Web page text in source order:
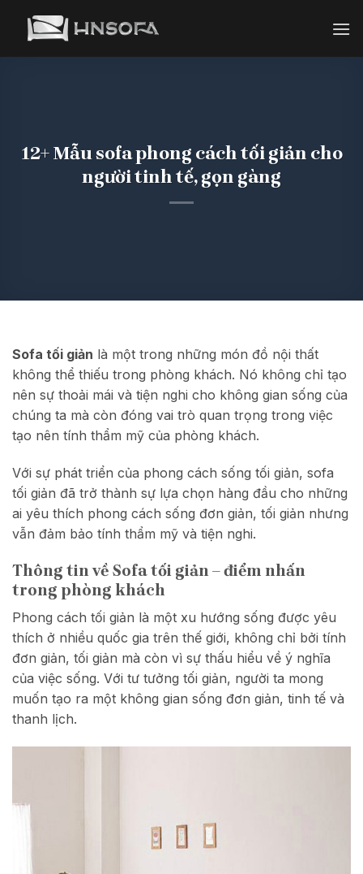
12+ Mẫu sofa phong cách tối giản cho
người tinh tế, gọn gàng
Sofa tối giản là một trong những món đồ nội thất
không thể thiếu trong phòng khách. Nó không chỉ tạo
nên sự thoải mái và tiện nghi cho không gian sống của
chúng ta mà còn đóng vai trò quan trọng trong việc
tạo nên tính thẩm mỹ của phòng khách.
Với sự phát triển của phong cách sống tối giản, sofa
tối giản đã trở thành sự lựa chọn hàng đầu cho những
ai yêu thích phong cách sống đơn giản, tối giản nhưng
vẫn đảm bảo tính thẩm mỹ và tiện nghi.
Thông tin về Sofa tối giản – điểm nhấn
trong phòng khách
Phong cách tối giản là một xu hướng sống được yêu
thích ở nhiều quốc gia trên thế giới, không chỉ bởi tính
đơn giản, tối giản mà còn vì sự thấu hiểu về ý nghĩa
của việc sống. Với tư tưởng tối giản, người ta mong
muốn tạo ra một không gian sống đơn giản, tinh tế và
thanh lịch.